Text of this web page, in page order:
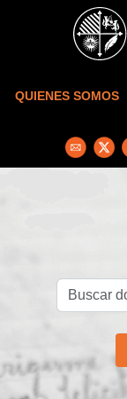
Skip to main content
QUIENES SOMOS